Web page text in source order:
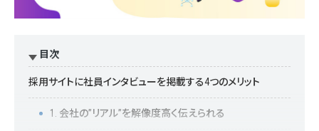
目次
採用サイトに社員インタビューを掲載する4つのメリット
1. 会社の”リアル”を解像度高く伝えられる